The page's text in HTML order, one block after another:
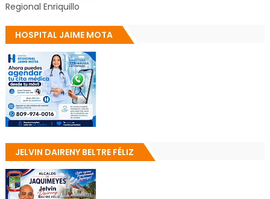
Regional Enriquillo
HOSPITAL JAIME MOTA
JELVIN DAIRENY BELTRE FÉLIZ